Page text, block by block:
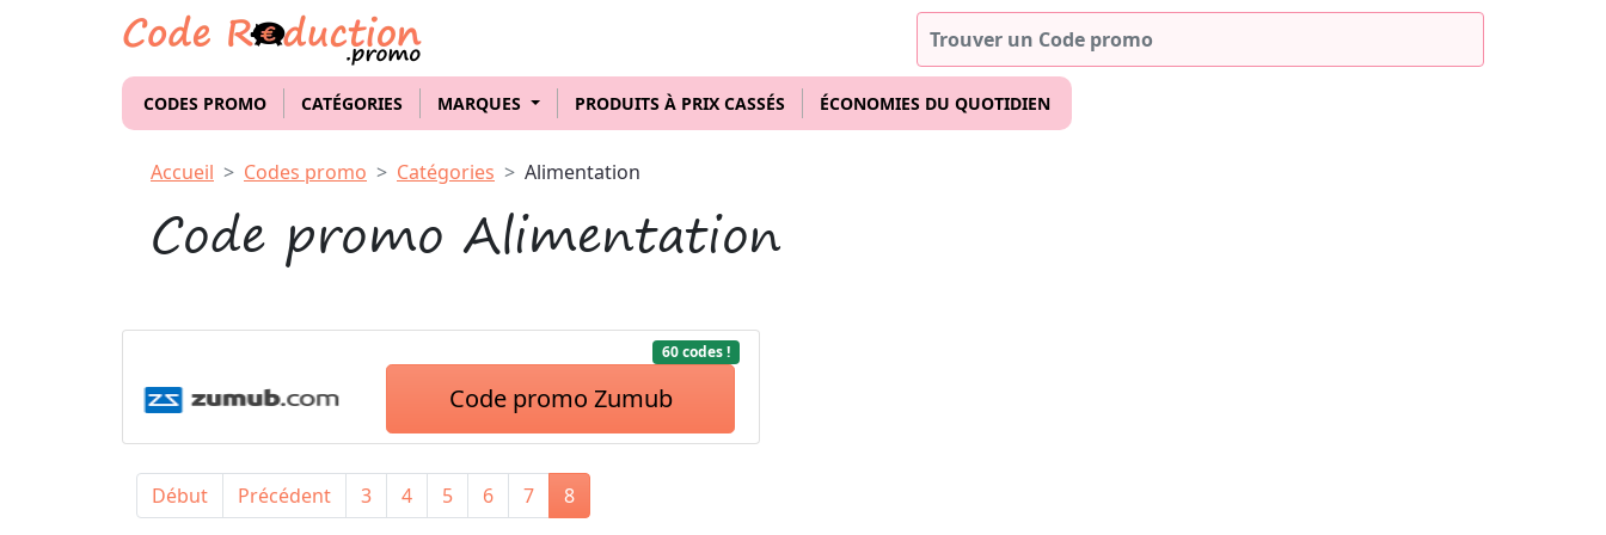
CODES PROMO CATÉGORIES MARQUES PRODUITS À PRIX CASSÉS ÉCONOMIES DU QUOTIDIEN
Accueil Codes promo Catégories Alimentation
Code promo Alimentation
60 codes !
Code promo Zumub
Début Précédent 3 4 5 6 7 8